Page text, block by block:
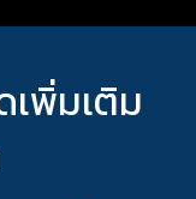
เพิ่มเติม